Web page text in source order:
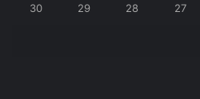
27
28
29
30